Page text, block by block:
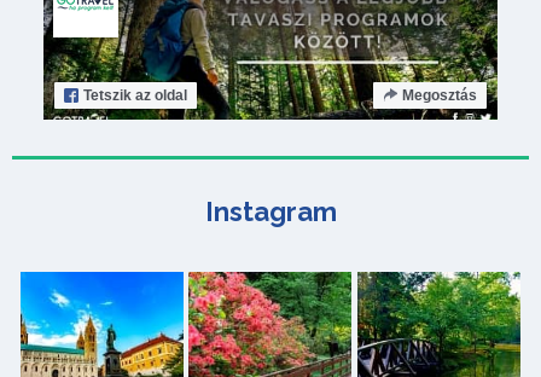
Tetszik az oldal Megosztás
Instagram